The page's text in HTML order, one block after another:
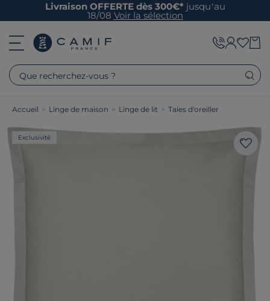
Livraison OFFERTE dès 300€* jusqu’au
18/08 Voir la sélection
Que recherchez-vous ?
Accueil > Linge de maison > Linge de lit > Taies d'oreiller
Exclusivité